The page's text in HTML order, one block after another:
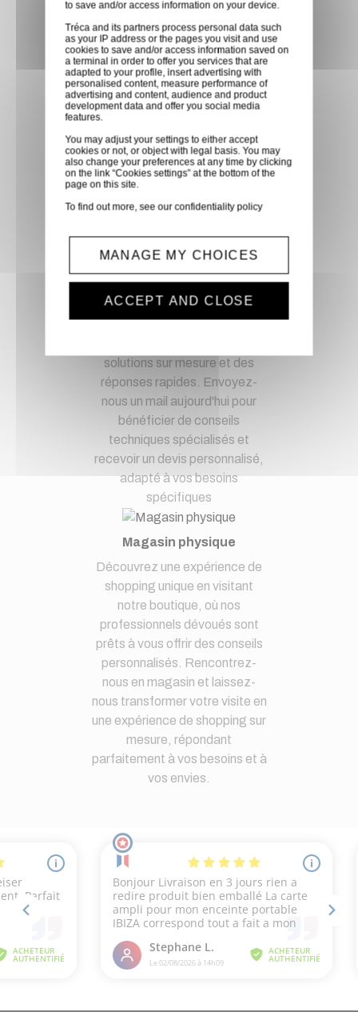
partenaire GLS, partout en
France métropolitaine et en
Europe entre 24h et 48h après
mise à disposition des produits
à notre transporteur.
Paiement sécurisé
Paiement CB, virement,
Paypal, ...
Optez pour la tranquillité
demandes techniques et devis
à notre service clients par mail.
Notre équipe d'experts est
solutions sur mesure et des
réponses rapides. Envoyez-
nous un mail aujourd'hui pour
bénéficier de conseils
techniques spécialisés et
recevoir un devis personnalisé,
adapté à vos besoins
spécifiques
Magasin physique
Découvrez une expérience de
shopping unique en visitant
notre boutique, où nos
professionnels dévoués sont
prêts à vous offrir des conseils
personnalisés. Rencontrez-
nous en magasin et laissez-
nous transformer votre visite en
une expérience de shopping sur
mesure, répondant
parfaitement à vos besoins et à
vos envies.
to save and/or access information on your device.
Tréca and its partners process personal data such
as your IP address or the pages you visit and use
cookies to save and/or access information saved on
a terminal in order to offer you services that are
adapted to your profile, insert advertising with
personalised content, measure performance of
advertising and content, audience and product
development data and offer you social media
features.
You may adjust your settings to either accept
cookies or not, or object with legal basis. You may
also change your preferences at any time by clicking
on the link “Cookies settings” at the bottom of the
page on this site.
To find out more, see ourconfidentiality policy
MANAGE MY CHOICES
ACCEPT AND CLOSE